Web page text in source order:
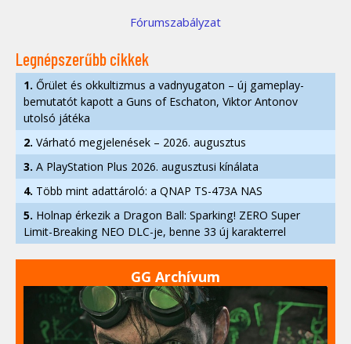
Fórumszabályzat
Legnépszerűbb cikkek
1. Őrület és okkultizmus a vadnyugaton – új gameplay-
bemutatót kapott a Guns of Eschaton, Viktor Antonov
utolsó játéka
2. Várható megjelenések – 2026. augusztus
3. A PlayStation Plus 2026. augusztusi kínálata
4. Több mint adattároló: a QNAP TS-473A NAS
5. Holnap érkezik a Dragon Ball: Sparking! ZERO Super
Limit-Breaking NEO DLC-je, benne 33 új karakterrel
GG Archívum